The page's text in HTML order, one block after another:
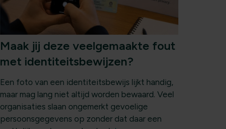
Maak jij deze veelgemaakte fout
met identiteitsbewijzen?
Een foto van een identiteitsbewijs lijkt handig,
maar mag lang niet altijd worden bewaard. Veel
organisaties slaan ongemerkt gevoelige
persoonsgegevens op zonder dat daar een